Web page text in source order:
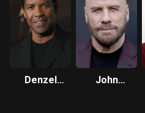
Denzel
John